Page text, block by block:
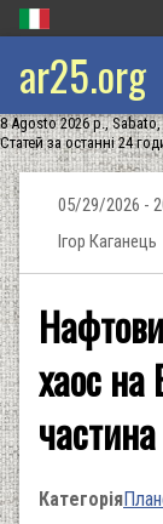
ar25.org
8 Agosto 2026 р.,
Статей за останні 24
05/29/2026 -
Ігор Каганець
хаос на
Категорія